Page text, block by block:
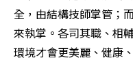
全，由結構技師掌管；
來執掌。各司其職、相
環境才會更美麗、健康